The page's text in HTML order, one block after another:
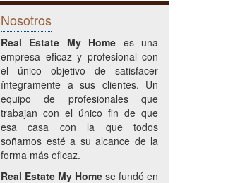
Nosotros
Real Estate My Home es una
empresa eficaz y profesional con
el único objetivo de satisfacer
íntegramente a sus clientes. Un
equipo de profesionales que
trabajan con el único fin de que
esa casa con la que todos
soñamos esté a su alcance de la
forma más eficaz.
Real Estate My Home se fundó en